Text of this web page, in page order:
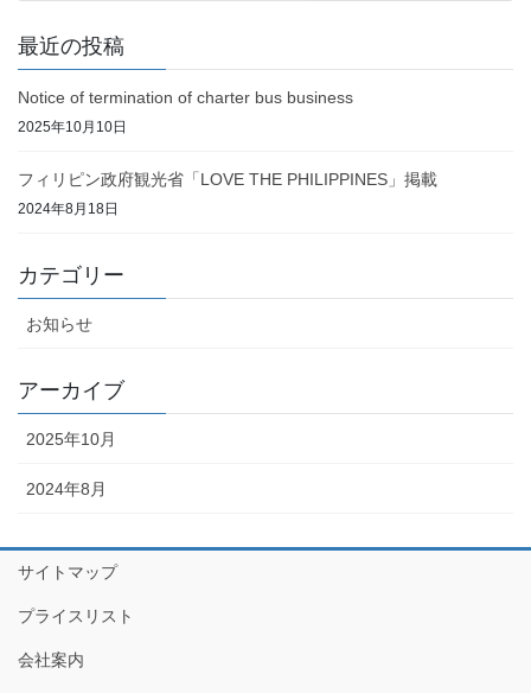
最近の投稿
Notice of termination of charter bus business
2025年10月10日
フィリピン政府観光省「LOVE THE PHILIPPINES」掲載
2024年8月18日
カテゴリー
お知らせ
アーカイブ
2025年10月
2024年8月
サイトマップ
プライスリスト
会社案内